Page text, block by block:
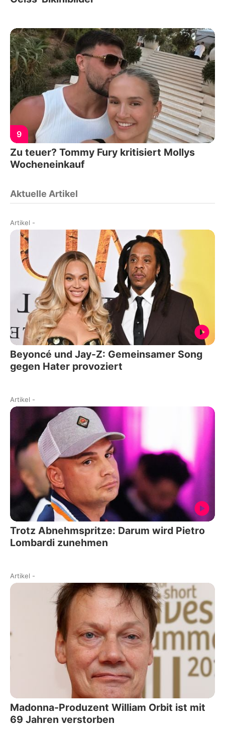
9
Zu teuer? Tommy Fury kritisiert Mollys
Wocheneinkauf
Aktuelle Artikel
Artikel -
Beyoncé und Jay-Z: Gemeinsamer Song
gegen Hater provoziert
Artikel -
Trotz Abnehmspritze: Darum wird Pietro
Lombardi zunehmen
Artikel -
Madonna-Produzent William Orbit ist mit
69 Jahren verstorben